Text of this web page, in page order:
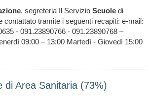
, segreteria Il Servizio Scuole di
tramite i seguenti recapiti: e-mail:
- 091.23890766 - 091.23890768 –
09:00 – 13:00 Martedì - Giovedì 15:00
di Area Sanitaria (73%)